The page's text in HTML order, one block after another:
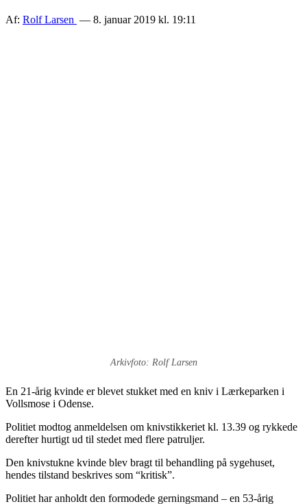
Af: Rolf Larsen — 8. januar 2019 kl. 19:11
Arkivfoto: Rolf Larsen
En 21-årig kvinde er blevet stukket med en kniv i Lærkeparken i
Vollsmose i Odense.
Politiet modtog anmeldelsen om knivstikkeriet kl. 13.39 og rykkede
derefter hurtigt ud til stedet med flere patruljer.
Den knivstukne kvinde blev bragt til behandling på sygehuset,
hendes tilstand beskrives som “kritisk”.
Politiet har anholdt den formodede gerningsmand – en 53-årig